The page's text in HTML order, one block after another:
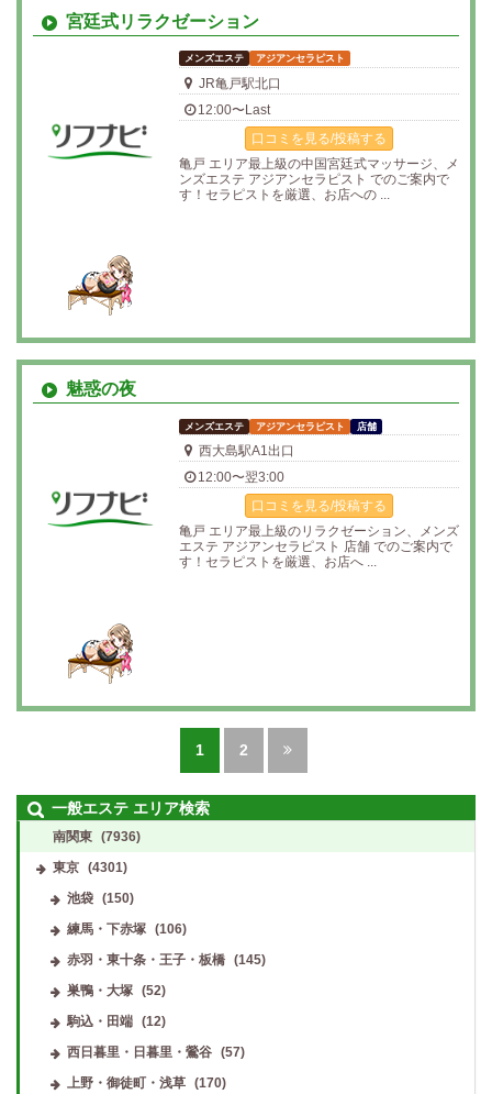
宮廷式リラクゼーション
メンズエステ アジアンセラピスト
JR亀戸駅北口
12:00〜Last
口コミを見る/投稿する
亀戸 エリア最上級の中国宮廷式マッサージ、メ
ンズエステ アジアンセラピスト でのご案内で
す！セラピストを厳選、お店への ...
魅惑の夜
メンズエステ アジアンセラピスト 店舗
西大島駅A1出口
12:00〜翌3:00
口コミを見る/投稿する
亀戸 エリア最上級のリラクゼーション、メンズ
エステ アジアンセラピスト 店舗 でのご案内で
す！セラピストを厳選、お店へ ...
1 2
一般エステ エリア検索
南関東 (7936)
東京 (4301)
池袋
(150)
練馬・下赤塚
(106)
赤羽・東十条・王子・板橋
(145)
巣鴨・大塚
(52)
駒込・田端
(12)
西日暮里・日暮里・鶯谷
(57)
上野・御徒町・浅草
(170)